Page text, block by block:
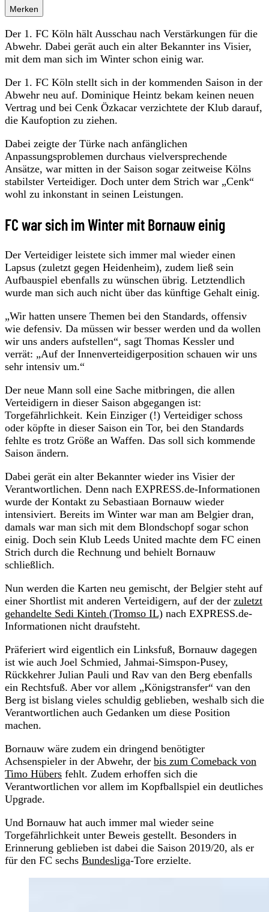
Merken
Der 1. FC Köln hält Ausschau nach Verstärkungen für die
Abwehr. Dabei gerät auch ein alter Bekannter ins Visier,
mit dem man sich im Winter schon einig war.
Der 1. FC Köln stellt sich in der kommenden Saison in der
Abwehr neu auf. Dominique Heintz bekam keinen neuen
Vertrag und bei Cenk Özkacar verzichtete der Klub darauf,
die Kaufoption zu ziehen.
Dabei zeigte der Türke nach anfänglichen
Anpassungsproblemen durchaus vielversprechende
Ansätze, war mitten in der Saison sogar zeitweise Kölns
stabilster Verteidiger. Doch unter dem Strich war „Cenk“
wohl zu inkonstant in seinen Leistungen.
FC war sich im Winter mit Bornauw einig
Der Verteidiger leistete sich immer mal wieder einen
Lapsus (zuletzt gegen Heidenheim), zudem ließ sein
Aufbauspiel ebenfalls zu wünschen übrig. Letztendlich
wurde man sich auch nicht über das künftige Gehalt einig.
„Wir hatten unsere Themen bei den Standards, offensiv
wie defensiv. Da müssen wir besser werden und da wollen
wir uns anders aufstellen“, sagt Thomas Kessler und
verrät: „Auf der Innenverteidigerposition schauen wir uns
sehr intensiv um.“
Der neue Mann soll eine Sache mitbringen, die allen
Verteidigern in dieser Saison abgegangen ist:
Torgefährlichkeit. Kein Einziger (!) Verteidiger schoss
oder köpfte in dieser Saison ein Tor, bei den Standards
fehlte es trotz Größe an Waffen. Das soll sich kommende
Saison ändern.
Dabei gerät ein alter Bekannter wieder ins Visier der
Verantwortlichen. Denn nach EXPRESS.de-Informationen
wurde der Kontakt zu Sebastiaan Bornauw wieder
intensiviert. Bereits im Winter war man am Belgier dran,
damals war man sich mit dem Blondschopf sogar schon
einig. Doch sein Klub Leeds United machte dem FC einen
Strich durch die Rechnung und behielt Bornauw
schließlich.
Nun werden die Karten neu gemischt, der Belgier steht auf
einer Shortlist mit anderen Verteidigern, auf der der zuletzt
gehandelte Sedi Kinteh (Tromso IL) nach EXPRESS.de-
Informationen nicht draufsteht.
Präferiert wird eigentlich ein Linksfuß, Bornauw dagegen
ist wie auch Joel Schmied, Jahmai-Simspon-Pusey,
Rückkehrer Julian Pauli und Rav van den Berg ebenfalls
ein Rechtsfuß. Aber vor allem „Königstransfer“ van den
Berg ist bislang vieles schuldig geblieben, weshalb sich die
Verantwortlichen auch Gedanken um diese Position
machen.
Bornauw wäre zudem ein dringend benötigter
Achsenspieler in der Abwehr, der bis zum Comeback von
Timo Hübers fehlt. Zudem erhoffen sich die
Verantwortlichen vor allem im Kopfballspiel ein deutliches
Upgrade.
Und Bornauw hat auch immer mal wieder seine
Torgefährlichkeit unter Beweis gestellt. Besonders in
Erinnerung geblieben ist dabei die Saison 2019/20, als er
für den FC sechs Bundesliga-Tore erzielte.